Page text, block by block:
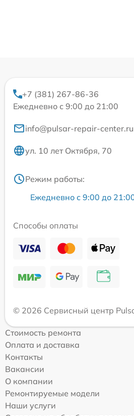
+7 (381) 267-86-36
Ежедневно с 9:00 до 21:00
info@pulsar-repair-center.ru
ул. 10 лет Октября, 70
Режим работы:
Ежедневно с 9:00 до
Способы оплаты
© 2026 Сервисный центр
Стоимость ремонта
Оплата и доставка
Контакты
Вакансии
О компании
Ремонтируемые модели
Наши услуги